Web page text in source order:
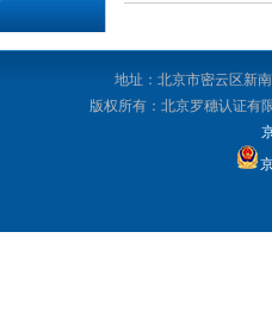
地址：北京市密云区新
版权所有：北京罗穗认证有